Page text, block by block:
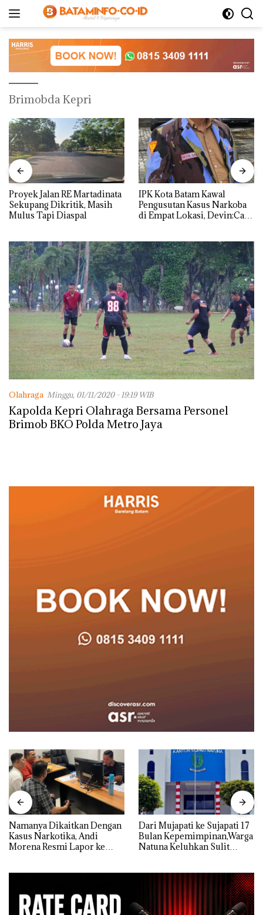
Brimobda Kepri
Proyek Jalan RE Martadinata
Sekupang Dikritik, Masih
Mulus Tapi Diaspal
IPK Kota Batam Kawal
Pengusutan Kasus Narkoba
di Empat Lokasi, Devin:Cari
Olahraga Minggu, 01/11/2020 - 19:19 WIB
Kapolda Kepri Olahraga Bersama Personel
Brimob BKO Polda Metro Jaya
Namanya Dikaitkan Dengan
Kasus Narkotika, Andi
Morena Resmi Lapor ke
Dari Mujapati ke Sujapati 17
Bulan Kepemimpinan,Warga
Natuna Keluhkan Sulit